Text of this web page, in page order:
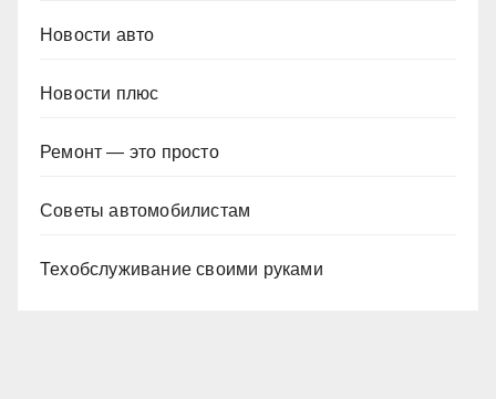
Новости авто
Новости плюс
Ремонт — это просто
Советы автомобилистам
Техобслуживание своими руками